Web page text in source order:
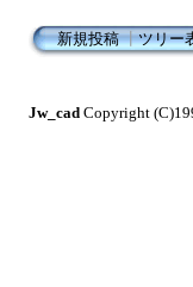
新規投稿┃ツリー
Jw_cad Copyright